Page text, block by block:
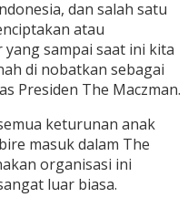
dan salah satu
atau
yang sampai saat ini kita
di nobatkan sebagai
Presiden The Maczman.
keturunan anak
masuk dalam The
organisasi ini
luar biasa.